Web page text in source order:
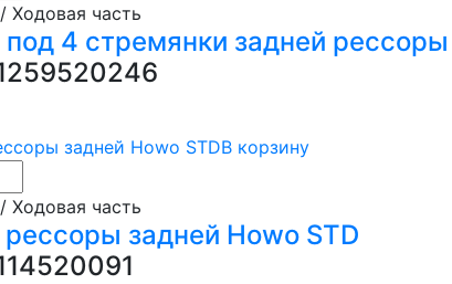
Ходовая часть
4 стремянки задней рессоры
В корзину
Ходовая часть
задней Howo STD